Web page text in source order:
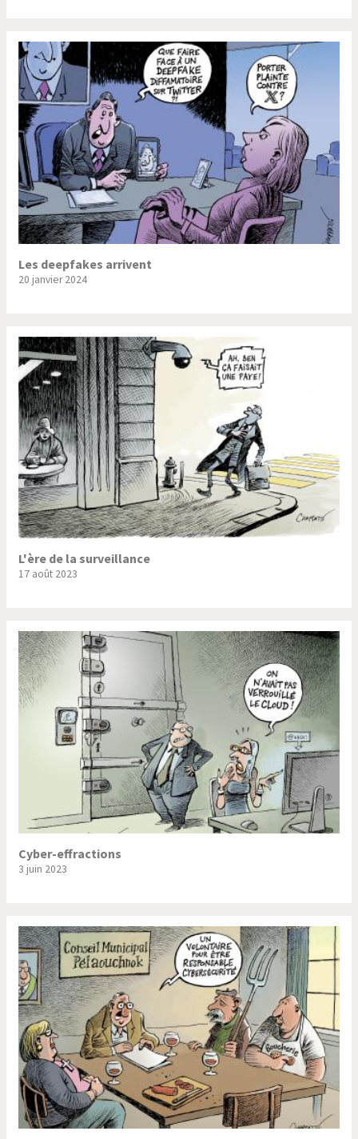
Les deepfakes arrivent
20 janvier 2024
L'ère de la surveillance
17 août 2023
Cyber-effractions
3 juin 2023